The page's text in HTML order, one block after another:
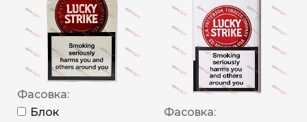
Фасовка:
Блок
Фасовка: